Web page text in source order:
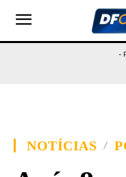
NOTÍCIAS